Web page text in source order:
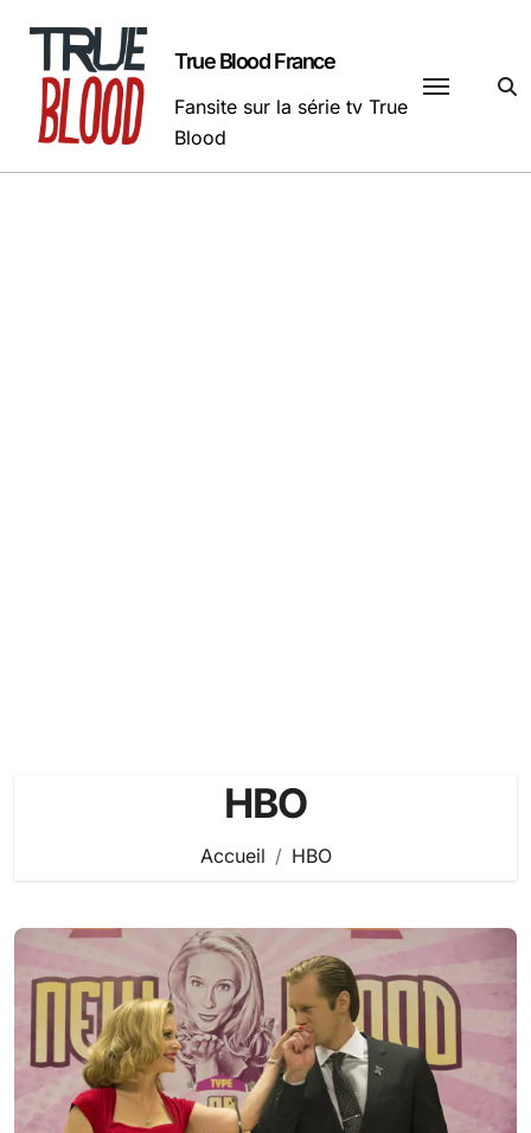
contenu
True Blood France
Fansite sur la série tv True
Blood
HBO
Accueil HBO